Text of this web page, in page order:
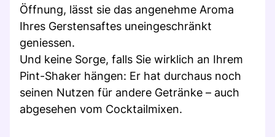
Öffnung, lässt sie das angenehme Aroma
Ihres Gerstensaftes uneingeschränkt
geniessen.
Und keine Sorge, falls Sie wirklich an Ihrem
Pint-Shaker hängen: Er hat durchaus noch
seinen Nutzen für andere Getränke – auch
abgesehen vom Cocktailmixen.